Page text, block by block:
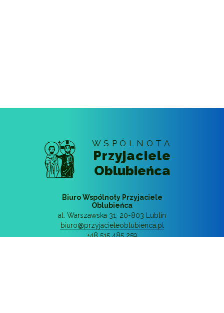
WSPÓLNOTA
Przyjaciele
Oblubieńca
Biuro Wspólnoty Przyjaciele
Oblubieńca
al. Warszawska 31; 20-803
Lublin
biuro@przyjacieleoblubienca.pl
+48 515 485 259